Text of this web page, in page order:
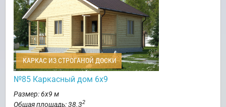
КАРКАС ИЗ СТРОГАНОЙ ДОСКИ
№85 Каркасный дом 6х9
Размер: 6х9 м
Общая площадь: 38.32